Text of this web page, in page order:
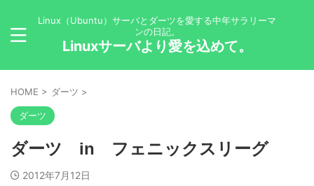
Linux（Ubuntu）サーバとダーツを愛する中年サラリーマ
ンの日記。
Linuxサーバより愛を込めて。
HOME > ダーツ >
ダーツ
ダーツ in フェニックスリーグ
2012年7月12日